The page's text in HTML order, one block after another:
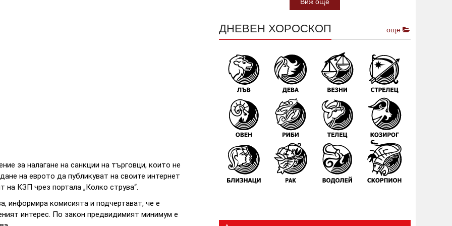
за налагане на санкции на търговци, които не
на еврото да публикуват на своите интернет
на КЗП чрез портала „Колко струва“.
информира комисията и подчертават, че е
интерес. По закон предвидимият минимум е
ДНЕВЕН ХОРОСКОП още